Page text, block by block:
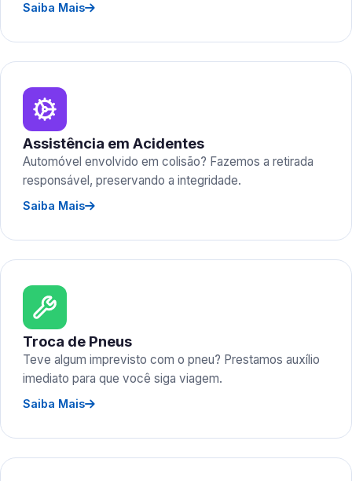
Saiba Mais
Assistência em Acidentes
Automóvel envolvido em colisão? Fazemos a retirada
responsável, preservando a integridade.
Saiba Mais
Troca de Pneus
Teve algum imprevisto com o pneu? Prestamos auxílio
imediato para que você siga viagem.
Saiba Mais